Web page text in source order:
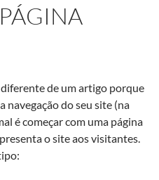
de um artigo porque
navegação do seu site (na
é começar com uma página
o site aos visitantes.